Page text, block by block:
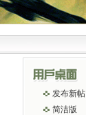
发布新帖
简洁版